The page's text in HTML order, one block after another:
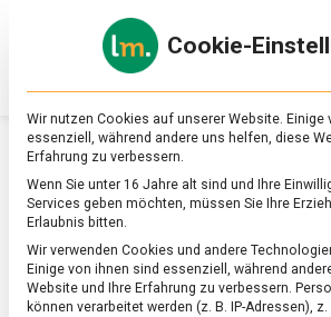
zu
&
SCHLAGWORT:OSTERSUPPE
Cookie-
Wir nutzen Cookies auf unserer Website. Einige
essenziell, während andere uns helfen, diese
Erfahrung zu verbessern.
Wenn Sie unter 16 Jahre alt sind und Ihre
Services geben möchten, müssen Sie Ihre
Erlaubnis bitten.
Wir verwenden Cookies und andere
Einige von ihnen sind essenziell, während
Website und Ihre Erfahrung zu verbessern.
können verarbeitet werden (z. B. IP-Adressen),